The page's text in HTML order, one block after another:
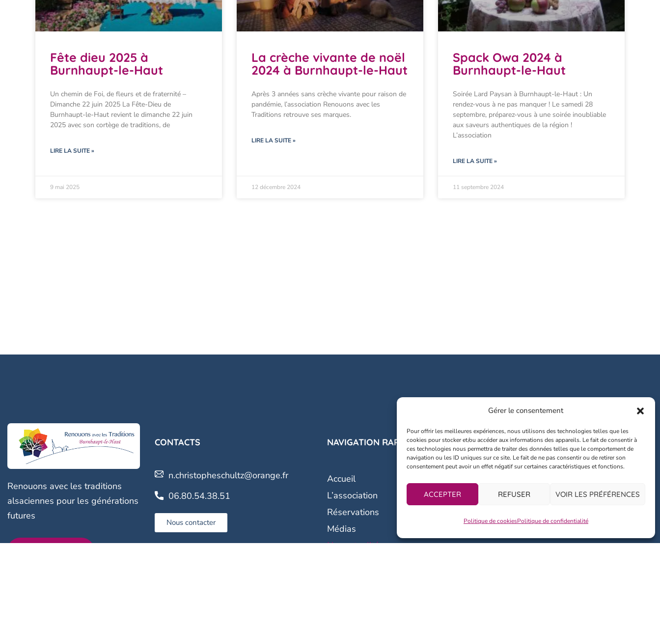
Gérer le consentement
Pour offrir les meilleures expériences, nous utilisons des technologies telles que les
cookies pour stocker et/ou accéder aux informations des appareils. Le fait de consentir à
ces technologies nous permettra de traiter des données telles que le comportement de
navigation ou les ID uniques sur ce site. Le fait de ne pas consentir ou de retirer son
consentement peut avoir un effet négatif sur certaines caractéristiques et fonctions.
ACCEPTER REFUSER VOIR LES PRÉFÉRENCES
Politique de cookiesPolitique de confidentialité
Fête dieu 2025 à
Burnhaupt-le-Haut
Un chemin de Foi, de fleurs et de fraternité –
Dimanche 22 juin 2025 La Fête-Dieu de
Burnhaupt-le-Haut revient le dimanche 22 juin
2025 avec son cortège de traditions, de
LIRE LA SUITE »
9 mai 2025
La crèche vivante de noël
2024 à Burnhaupt-le-Haut
Après 3 années sans crèche vivante pour raison de
pandémie, l’association Renouons avec les
Traditions retrouve ses marques.
LIRE LA SUITE »
12 décembre 2024
Spack Owa 2024 à
Burnhaupt-le-Haut
Soirée Lard Paysan à Burnhaupt-le-Haut : Un
rendez-vous à ne pas manquer ! Le samedi 28
septembre, préparez-vous à une soirée inoubliable
aux saveurs authentiques de la région !
L’association
LIRE LA SUITE »
11 septembre 2024
Renouons avec les traditions
alsaciennes pour les générations
futures
CONTACTS
n.christopheschultz@orange.fr
06.80.54.38.51
Nous contacter
NAVIGATION RAPIDE
Accueil
L’association
Réservations
Médias
Nos actualités
NOS ACTIVITÉ
Spack Owa